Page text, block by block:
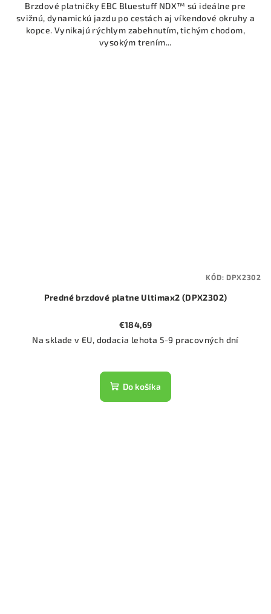
Brzdové platničky EBC Bluestuff NDX™ sú ideálne pre
svižnú, dynamickú jazdu po cestách aj víkendové okruhy a
kopce. Vynikajú rýchlym zabehnutím, tichým chodom,
vysokým trením...
Predné brzdové platne Ultimax2 (DPX2302)
€184,69
Na sklade v EU, dodacia lehota 5-9 pracovných dní
Do košíka
KÓD:DPX2302